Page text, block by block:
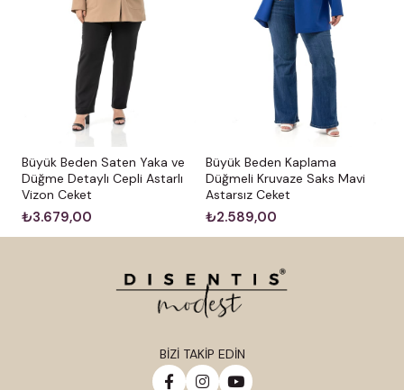
Büyük Beden Saten Yaka ve
Düğme Detaylı Cepli Astarlı
Vizon Ceket
₺3.679,00
Büyük Beden Kaplama
Düğmeli Kruvaze Saks Mavi
Astarsız Ceket
₺2.589,00
BİZİ TAKİP EDİN